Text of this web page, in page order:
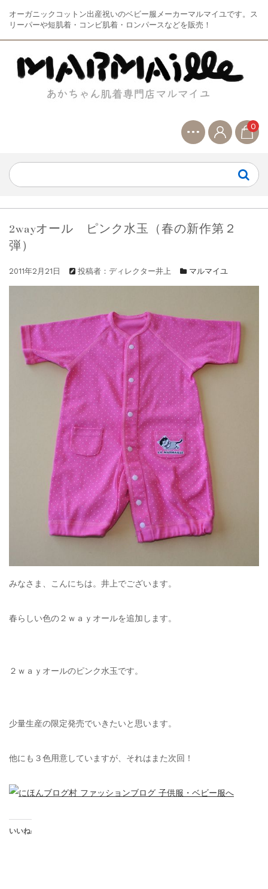
オーガニックコットン出産祝いのベビー服メーカーマルマイユです。ス
リーパーや短肌着・コンビ肌着・ロンパースなどを販売！
0
2wayオール ピンク水玉（春の新作第２
弾）
2011年2月21日 投稿者：ディレクター井上 マルマイユ
みなさま、こんにちは。井上でございます。
春らしい色の２ｗａｙオールを追加します。
２ｗａｙオールのピンク水玉です。
少量生産の限定発売でいきたいと思います。
他にも３色用意していますが、それはまた次回！
いいね: